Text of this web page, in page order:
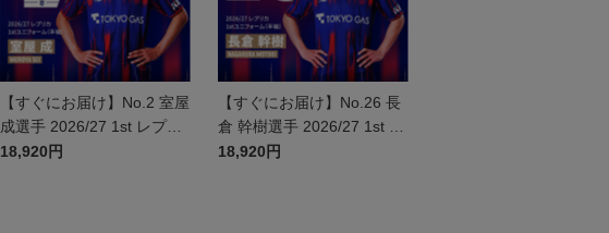
【すぐにお届け】No.2 室屋
成選手 2026/27 1st レプリ
カユニフォーム 半袖
18,920円
【すぐにお届け】No.26 長
倉 幹樹選手 2026/27 1st レ
プリカユニフォーム 半袖
18,920円